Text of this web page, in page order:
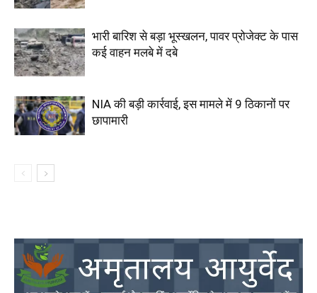
भारी बारिश से बड़ा भूस्खलन, पावर प्रोजेक्ट के पास
कई वाहन मलबे में दबे
NIA की बड़ी कार्रवाई, इस मामले में 9 ठिकानों पर
छापामारी